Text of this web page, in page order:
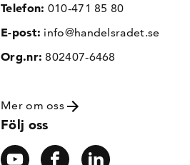
Telefon: 010-471 85 80
E-post: info@handelsradet.se
Org.nr: 802407-6468
Mer om oss
Följ oss